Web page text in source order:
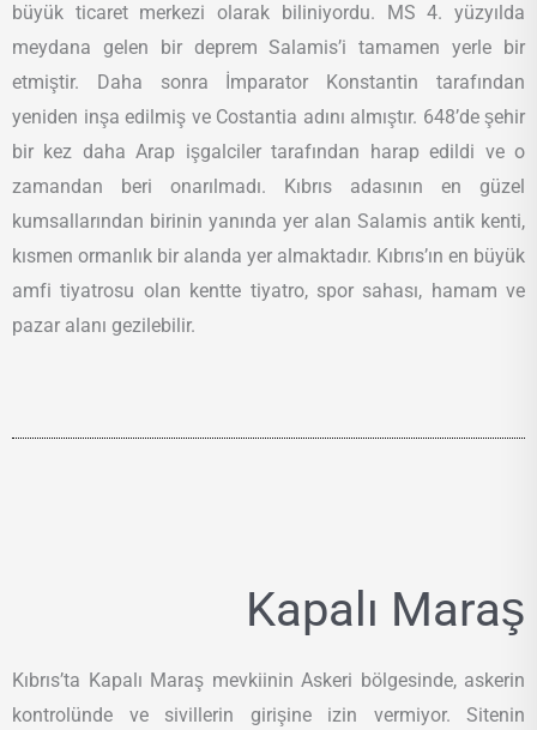
büyük ticaret merkezi olarak biliniyordu. MS 4. yüzyılda
meydana gelen bir deprem Salamis’i tamamen yerle bir
etmiştir. Daha sonra İmparator Konstantin tarafından
yeniden inşa edilmiş ve Costantia adını almıştır. 648’de şehir
bir kez daha Arap işgalciler tarafından harap edildi ve o
zamandan beri onarılmadı. Kıbrıs adasının en güzel
kumsallarından birinin yanında yer alan Salamis antik kenti,
kısmen ormanlık bir alanda yer almaktadır. Kıbrıs’ın en büyük
amfi tiyatrosu olan kentte tiyatro, spor sahası, hamam ve
pazar alanı gezilebilir.
Kapalı Maraş
Kıbrıs’ta Kapalı Maraş mevkiinin Askeri bölgesinde, askerin
kontrolünde ve sivillerin girişine izin vermiyor. Sitenin